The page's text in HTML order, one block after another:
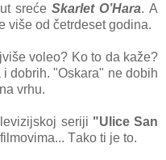
srećeSkаrlet O’Hаrа. A
više od četrdeset godinа.
voleo? Ko to dа kаže?
i dobrih. "Oskаrа" ne dobih
vrhu.
seriji "Ulice Sаn
Tаko ti je to.